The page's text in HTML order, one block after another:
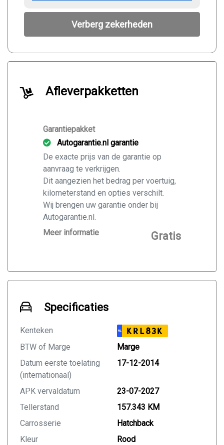
Verberg zekerheden
Afleverpakketten
Garantiepakket
Autogarantie.nl garantie
De exacte prijs van de garantie op
aanvraag te verkrijgen.
Dit aangezien het bedrag per voertuig,
kilometerstand en opties verschilt.
Wij brengen uw garantie onder bij
Autogarantie.nl.
Vraag ons naar de mogelijkheden voor
Meer informatie Gratis
Specificaties
Kenteken NL KRL83K
BTW of Marge
Marge
Datum eerste toelating
(internationaal)
17-12-2014
APK vervaldatum
23-07-2027
Tellerstand
157.343 KM
Carrosserie
Hatchback
Kleur
Rood